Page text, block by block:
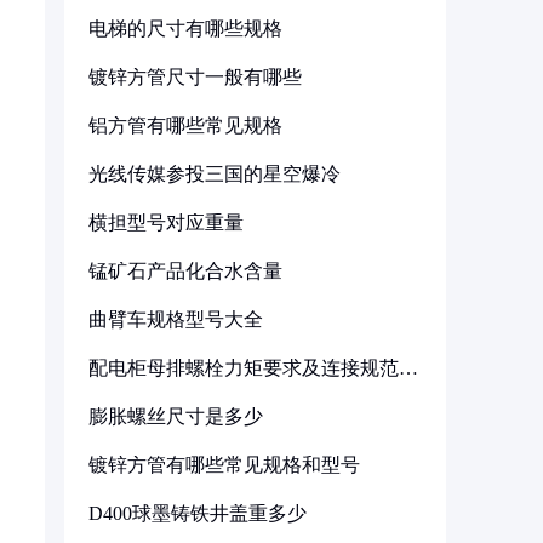
电梯的尺寸有哪些规格
镀锌方管尺寸一般有哪些
铝方管有哪些常见规格
光线传媒参投三国的星空爆冷
横担型号对应重量
锰矿石产品化合水含量
曲臂车规格型号大全
配电柜母排螺栓力矩要求及连接规范详
膨胀螺丝尺寸是多少
镀锌方管有哪些常见规格和型号
D400球墨铸铁井盖重多少